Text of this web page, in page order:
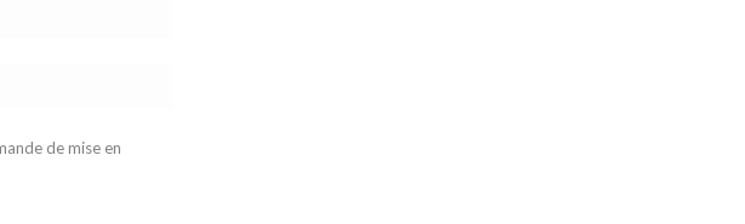
de mise en